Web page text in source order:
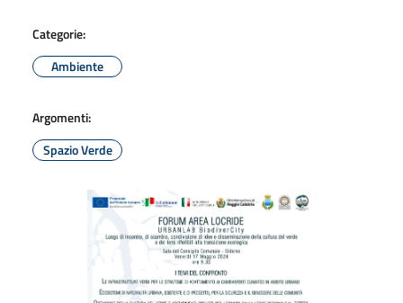
Categorie:
Ambiente
Argomenti:
Spazio Verde